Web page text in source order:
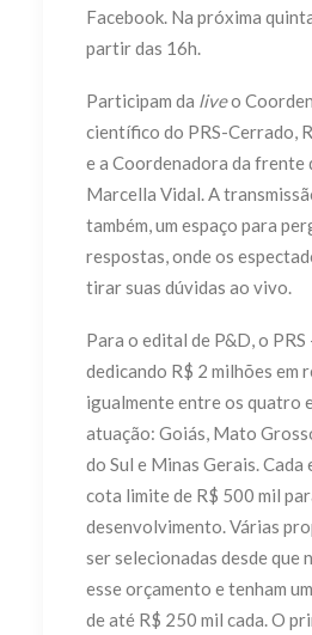
Facebook. Na próxima
partir das 16h.
Participam da liveo
científico do PRS-Cerrado,
e a Coordenadora da frente
Marcella Vidal. A
também, um espaço para
respostas, onde os
tirar suas dúvidas ao vivo.
Para o edital de P&D, o
dedicando R$ 2 milhões em
igualmente entre os quatro
atuação: Goiás, Mato
do Sul e Minas Gerais. Cada
cota limite de R$ 500 mil
desenvolvimento. Várias
ser selecionadas desde que
esse orçamento e tenham
de até R$ 250 mil cada. O